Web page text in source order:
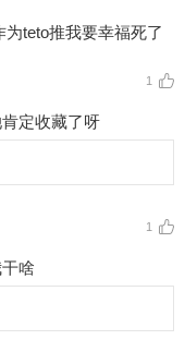
teto推我要幸福死了
1
定收藏了呀
1
啥